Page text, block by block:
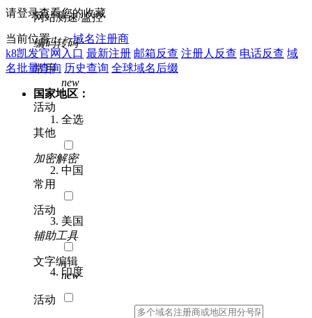
网站测速/监控
编码转码
常用
new
活动
其他
加密解密
常用
活动
辅助工具
文字编辑
new
活动
请登录查看您的收藏
当前位置： >域名注册商
k8凯发官网入口 最新注册 邮箱反查 注册人反查 电话反查 域
名批量查询 历史查询 全球域名后缀
国家地区：
全选
中国
美国
印度